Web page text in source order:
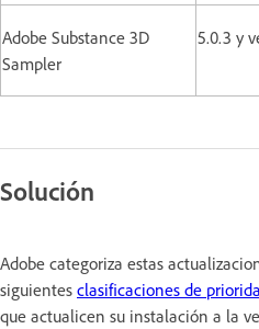
Adobe Substance 3D
Sampler
5.0.3 y
Solución
Adobe categoriza estas
siguientes clasificaciones de
que actualicen su instalación a la